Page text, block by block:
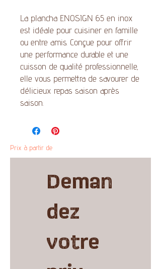
La plancha ENOSIGN 65 en inox
est idéale pour cuisiner en famille
ou entre amis. Conçue pour offrir
une performance durable et une
cuisson de qualité professionnelle,
elle vous permettra de savourer de
délicieux repas saison après
saison.
Prix à partir de
Deman
dez
votre